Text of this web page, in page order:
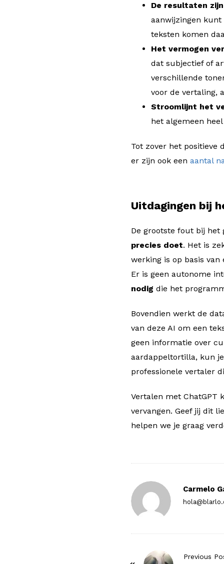
De resultaten
aanwijzingen kunt
teksten komen
Het vermogen
dat subjectief of
verschillende
voor de vertaling,
Stroomlijnt het
het algemeen
Tot zover het positieve
er zijn ook een aantal
Uitdagingen bij
De grootste fout bij het
precies doet. Het is
werking is op basis van
Er is geen autonome
nodig die het
Bovendien werkt de
van deze AI om een
geen informatie over
aardappeltortilla, kun
professionele vertaler
Vertalen met ChatGPT
vervangen. Geef jij dit
helpen we je graag
Carmelo
Previous